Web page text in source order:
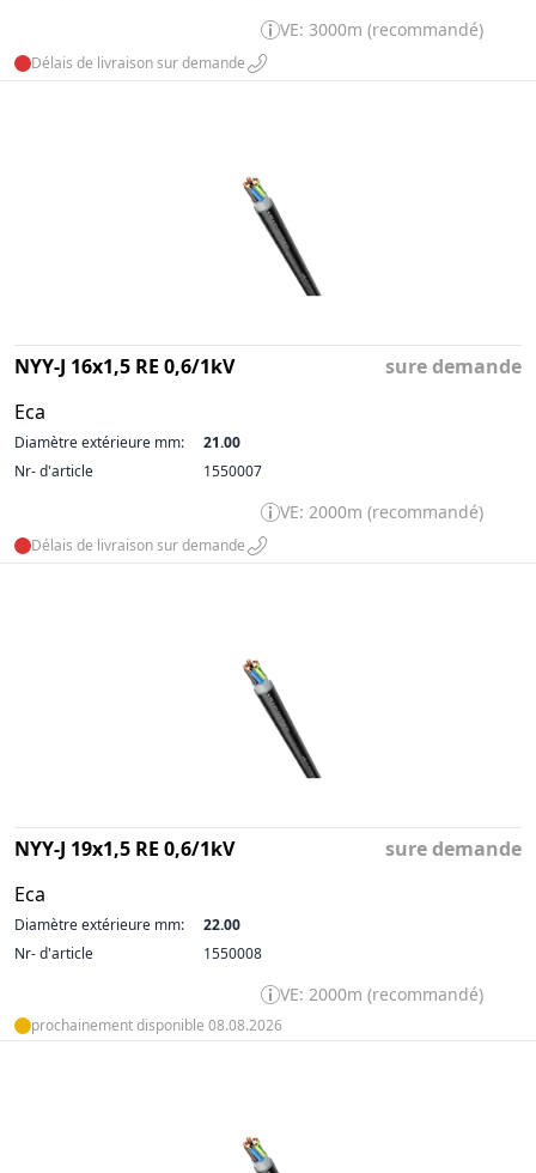
VE: 3000m (recommandé)
Délais de livraison sur demande
NYY-J 16x1,5 RE 0,6/1kV
Eca
sure demande
Diamètre extérieure mm:
21.00
Nr- d'article
1550007
VE: 2000m (recommandé)
Délais de livraison sur demande
NYY-J 19x1,5 RE 0,6/1kV
Eca
sure demande
Diamètre extérieure mm:
22.00
Nr- d'article
1550008
VE: 2000m (recommandé)
prochainement disponible 08.08.2026